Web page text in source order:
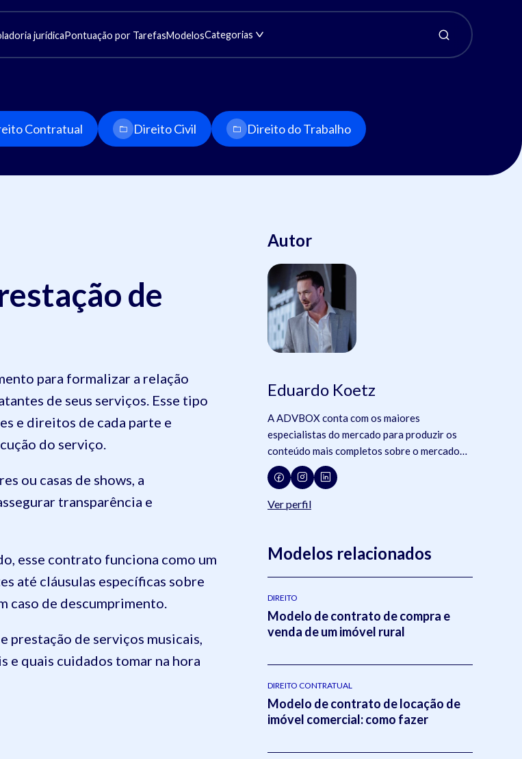
jurídicaPontuação por TarefasModelosCategorias
Contratual Direito Civil Direito do Trabalho
de
para formalizar a relação
de seus serviços. Esse tipo
e direitos de cada parte e
do serviço.
ou casas de shows, a
transparência e
esse contrato funciona como um
até cláusulas específicas sobre
caso de descumprimento.
prestação de serviços musicais,
e quais cuidados tomar na hora
Autor
Eduardo Koetz
A ADVBOX conta com os maiores
especialistas do mercado para produzir os
conteúdo mais completos sobre o mercado
jurídico, tecnologia e advocacia.
Ver perfil
Modelos relacionados
DIREITO
Modelo de contrato de compra e
venda de um imóvel rural
DIREITO CONTRATUAL
Modelo de contrato de locação de
imóvel comercial: como fazer